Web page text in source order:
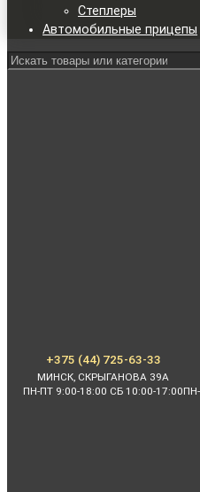
Степлеры
Автомобильные прицепы
+375 (44) 725-63-33
МИНСК, СКРЫГАНОВА 39А
ПН-ПТ 9:00-18:00 СБ 10:00-17:00